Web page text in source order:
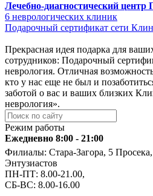
Лечебно-диагностический центр
6 неврологических клиник
Подарочный сертификат сети
Прекрасная идея подарка для
сотрудников: Подарочный
неврология. Отличная
кто у нас еще не был и
заботой о вас и ваших близких
неврология».
Режим работы
Ежедневно 8:00 - 21:00
Филиалы: Стара-Загора, 5
Энтузиастов
ПН-ПТ: 8.00-21.00,
СБ-ВС: 8.00-16.00